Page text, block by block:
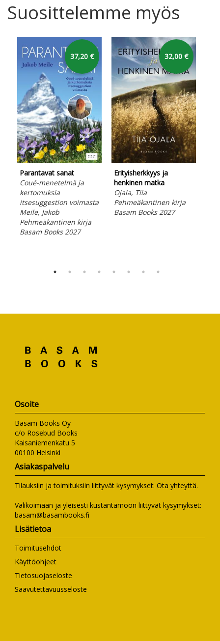
Suosittelemme myös
37,20 €
Parantavat sanat
Coué-menetelmä ja
kertomuksia
itsesuggestion voimasta
Meile, Jakob
Pehmeäkantinen kirja
Basam Books 2027
32,00 €
Erityisherkkyys ja
henkinen matka
Ojala, Tiia
Pehmeäkantinen kirja
Basam Books 2027
Osoite
Basam Books Oy
c/o Rosebud Books
Kaisaniemenkatu 5
00100 Helsinki
Asiakaspalvelu
Tilauksiin ja toimituksiin liittyvät kysymykset: Ota yhteyttä.
Valikoimaan ja yleisesti kustantamoon liittyvät kysymykset:
basam@basambooks.fi
Lisätietoa
Toimitusehdot
Käyttöohjeet
Tietosuojaseloste
Saavutettavuusseloste